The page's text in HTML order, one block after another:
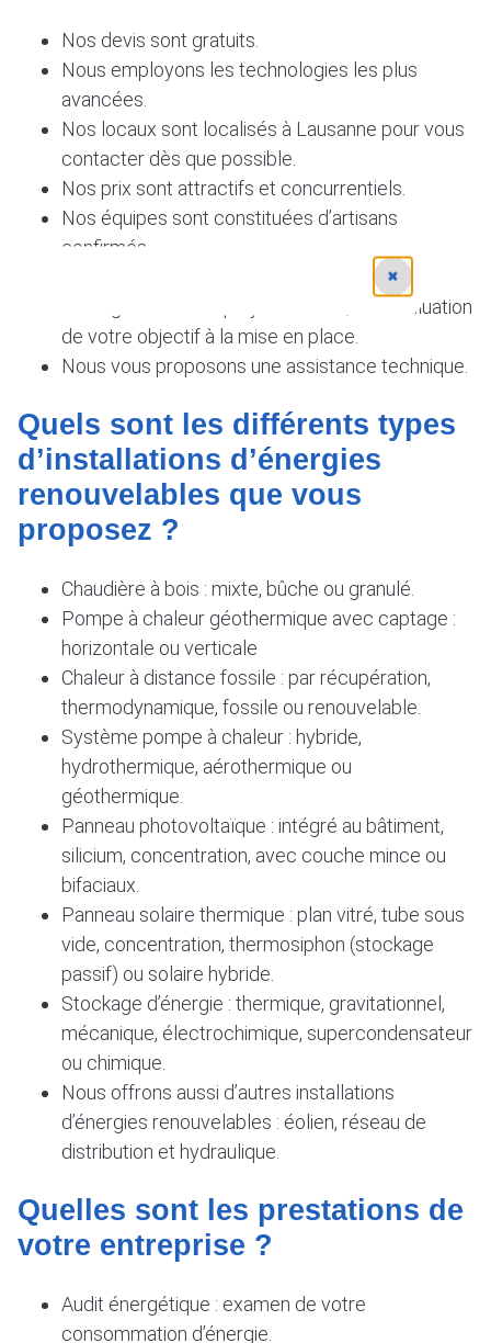
Nos devis sont gratuits.
Nous employons les technologies les plus
avancées.
Nos locaux sont localisés à Lausanne pour vous
contacter dès que possible.
Nos prix sont attractifs et concurrentiels.
Nos équipes sont constituées d’artisans
confirmés.
Nous gérons votre projet de A à Z, de l’évaluation
de votre objectif à la mise en place.
Nous vous proposons une assistance technique.
Quels sont les différents types
d’installations d’énergies
renouvelables que vous
proposez ?
Chaudière à bois : mixte, bûche ou granulé.
Pompe à chaleur géothermique avec captage :
horizontale ou verticale
Chaleur à distance fossile : par récupération,
thermodynamique, fossile ou renouvelable.
Système pompe à chaleur : hybride,
hydrothermique, aérothermique ou
géothermique.
Panneau photovoltaïque : intégré au bâtiment,
silicium, concentration, avec couche mince ou
bifaciaux.
Panneau solaire thermique : plan vitré, tube sous
vide, concentration, thermosiphon (stockage
passif) ou solaire hybride.
Stockage d’énergie : thermique, gravitationnel,
mécanique, électrochimique, supercondensateur
ou chimique.
Nous offrons aussi d’autres installations
d’énergies renouvelables : éolien, réseau de
distribution et hydraulique.
Quelles sont les prestations de
votre entreprise ?
Audit énergétique : examen de votre
consommation d’énergie.
✖